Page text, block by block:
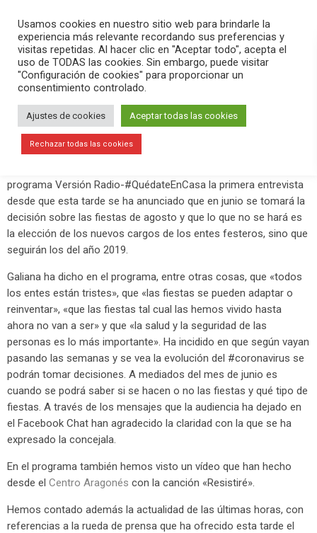
search menu pause PLAY
abril 25, 2020
Mariola Galiana: «Las fiestas tal cual
las hemos vivido hasta ahora no van
a ser»
programa Versión Radio-#QuédateEnCasa la primera entrevista
desde que esta tarde se ha anunciado que en junio se tomará la
decisión sobre las fiestas de agosto y que lo que no se hará es
la elección de los nuevos cargos de los entes festeros, sino que
seguirán los del año 2019.
Galiana ha dicho en el programa, entre otras cosas, que «todos
los entes están tristes», que «las fiestas se pueden adaptar o
reinventar», «que las fiestas tal cual las hemos vivido hasta
ahora no van a ser» y que «la salud y la seguridad de las
personas es lo más importante». Ha incidido en que según vayan
pasando las semanas y se vea la evolución del #coronavirus se
podrán tomar decisiones. A mediados del mes de junio es
cuando se podrá saber si se hacen o no las fiestas y qué tipo de
fiestas. A través de los mensajes que la audiencia ha dejado en
el Facebook Chat han agradecido la claridad con la que se ha
expresado la concejala.
En el programa también hemos visto un vídeo que han hecho
desde el Centro Aragonés con la canción «Resistiré».
Hemos contado además la actualidad de las últimas horas, con
referencias a la rueda de prensa que ha ofrecido esta tarde el
Usamos cookies en nuestro sitio web para brindarle la
experiencia más relevante recordando sus preferencias y
visitas repetidas. Al hacer clic en "Aceptar todo", acepta el
uso de TODAS las cookies. Sin embargo, puede visitar
"Configuración de cookies" para proporcionar un
consentimiento controlado.
Ajustes de cookies Aceptar todas las cookies
Rechazar todas las cookies